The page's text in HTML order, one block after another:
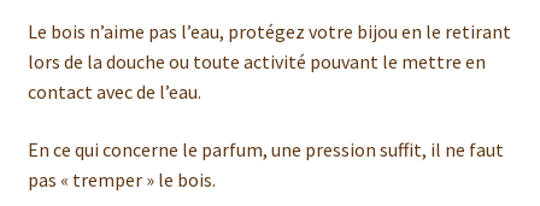
Le bois n’aime pas l’eau, protégez votre bijou en le retirant
lors de la douche ou toute activité pouvant le mettre en
contact avec de l’eau.
En ce qui concerne le parfum, une pression suffit, il ne faut
pas « tremper » le bois.